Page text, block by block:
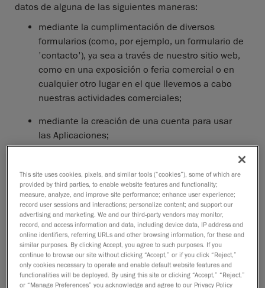
datos de alguna de las siguientes maneras:
mediante la cumplimentación de diversos
formularios (como, por ejemplo, un formulario de
'contacto'), ya sea a través de nuestro sitio web,
como en una exposición o feria comercial o en
cualquier otro lugar en el que llevemos a cabo
nuestras actividades comerciales;
mediante la creación de una cuenta para usar
las Aplicaciones;
aplicaciones de nuestro sitio web;
mediante la suscripción a boletines informativos
u otros medios de comunicación;
mediante cualquier tipo de correspondencia
telefónica, por correo electrónico o cualquier
otro medio de comunicación que requiera el uso
de nuestra información de contacto; o
This site uses cookies, pixels, and similar tools (“cookies”), some of which are
provided by third parties, to enable website features and functionality;
measure, analyze, and improve site performance; enhance user experience;
record user sessions and interactions; personalize content; and support our
advertising and marketing. We and our third-party vendors may monitor,
record, and access information and data, including device data, IP address and
online identifiers, referring URLs and other browsing information, for these and
similar purposes. By clicking Accept, you agree to such purposes. If you
continue to browse our site without clicking “Accept,” or if you click “Reject,”
only cookies necessary to operate and enable default website features and
functionalities will be deployed. By using this site or clicking “Accept,” “Reject,”
or “Manage Preferences” you acknowledge and agree to our Privacy Policy